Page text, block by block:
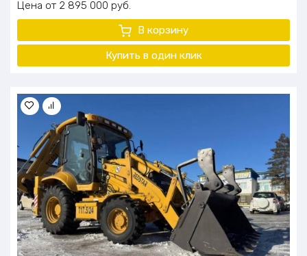
Цена 2 895 000 руб.
В корзину
Купить в один клик